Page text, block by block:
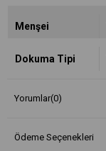
Menşei
Dokuma Tipi
Yorumlar(0)
Ödeme Seçenekleri